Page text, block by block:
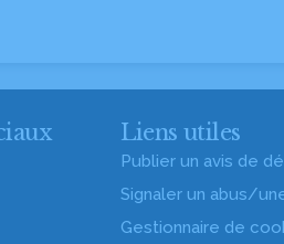
Liens utiles
Publier un avis de
Signaler un abus/
Gestionnaire de